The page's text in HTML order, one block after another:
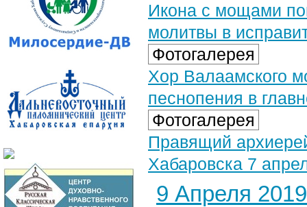
Икона с мощами
молитвы в
Фотогалерея
Хор Валаамского
песнопения в
Фотогалерея
Правящий
Хабаровска 7
9 Апреля 2019